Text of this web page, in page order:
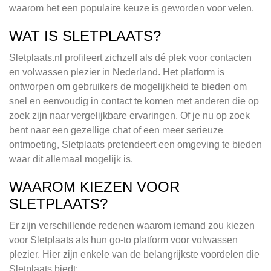
waarom het een populaire keuze is geworden voor velen.
WAT IS SLETPLAATS?
Sletplaats.nl profileert zichzelf als dé plek voor contacten
en volwassen plezier in Nederland. Het platform is
ontworpen om gebruikers de mogelijkheid te bieden om
snel en eenvoudig in contact te komen met anderen die op
zoek zijn naar vergelijkbare ervaringen. Of je nu op zoek
bent naar een gezellige chat of een meer serieuze
ontmoeting, Sletplaats pretendeert een omgeving te bieden
waar dit allemaal mogelijk is.
WAAROM KIEZEN VOOR
SLETPLAATS?
Er zijn verschillende redenen waarom iemand zou kiezen
voor Sletplaats als hun go-to platform voor volwassen
plezier. Hier zijn enkele van de belangrijkste voordelen die